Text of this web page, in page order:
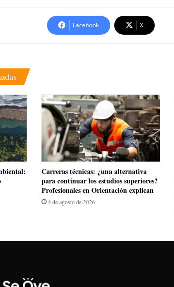
Facebook X
Carreras técnicas: ¿una alternativa
para continuar los estudios superiores?
Profesionales en Orientación explican
4 de agosto de 2026